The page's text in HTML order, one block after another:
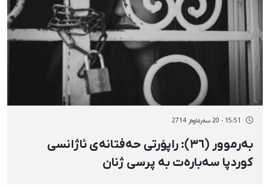
15:51 - 20 سەرماوەز 2714
بەرموور (٣٦): راپۆرتی حەفتانەی ئاژانسی
کوردپا سەبارەت بە پرسی ژنان